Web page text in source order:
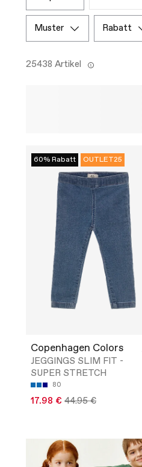
muster rabatt
25438 Artikel
60% Rabatt OUTLET25
Copenhagen Colors
JEGGINGS SLIM FIT -
SUPER STRETCH
80
17.98 € 44.95 €